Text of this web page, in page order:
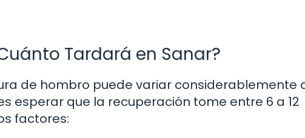
Tardará en Sanar?
de hombro puede variar considerablemente
esperar que la recuperación tome entre 6 a 12
factores: